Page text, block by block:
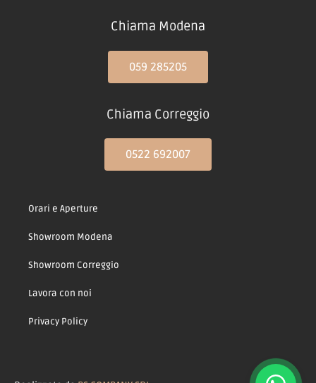
Chiama Modena
059 285205
Chiama Correggio
0522 692007
Orari e Aperture
Showroom Modena
Showroom Correggio
Lavora con noi
Privacy Policy